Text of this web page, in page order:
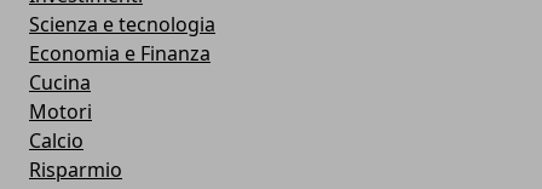
Scienza e tecnologia
Economia e Finanza
Cucina
Motori
Calcio
Risparmio